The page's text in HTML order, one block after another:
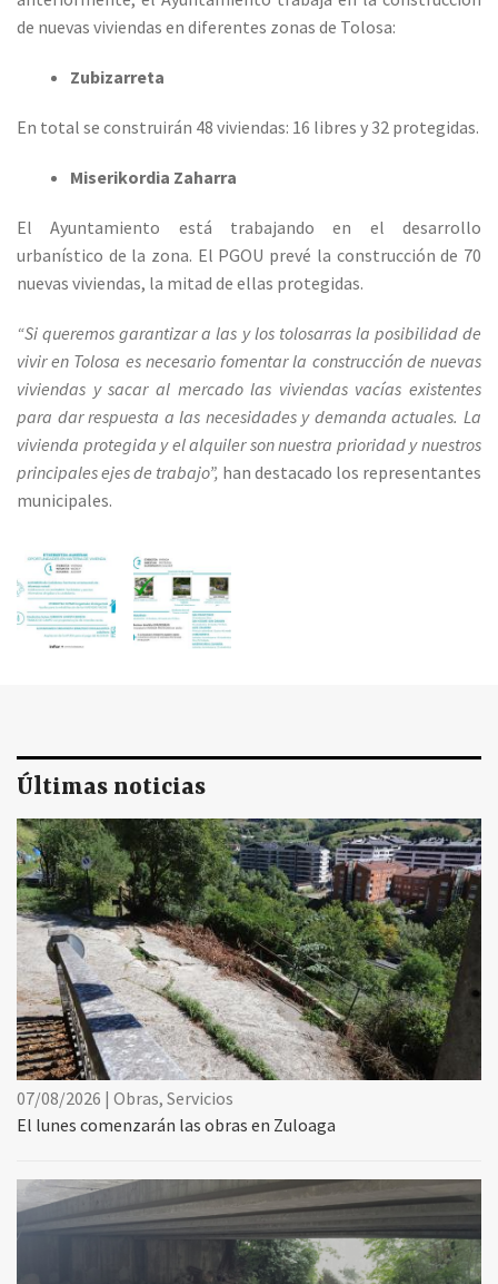
de nuevas viviendas en diferentes zonas de Tolosa:
Zubizarreta
En total se construirán 48 viviendas: 16 libres y 32 protegidas.
Miserikordia Zaharra
El Ayuntamiento está trabajando en el desarrollo
urbanístico de la zona. El PGOU prevé la construcción de 70
nuevas viviendas, la mitad de ellas protegidas.
“Si queremos garantizar a las y los tolosarras la posibilidad de
vivir en Tolosa es necesario fomentar la construcción de nuevas
viviendas y sacar al mercado las viviendas vacías existentes
para dar respuesta a las necesidades y demanda actuales. La
vivienda protegida y el alquiler son nuestra prioridad y nuestros
principales ejes de trabajo”, han destacado los representantes
municipales.
Últimas noticias
07/08/2026 | Obras, Servicios
El lunes comenzarán las obras en Zuloaga